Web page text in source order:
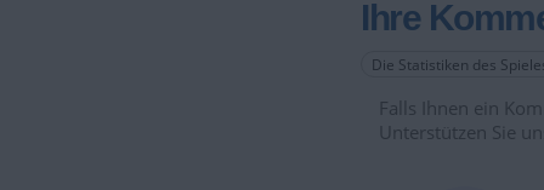
Ihre
Die Statistiken des
Falls Ihnen ein
Unterstützen Sie